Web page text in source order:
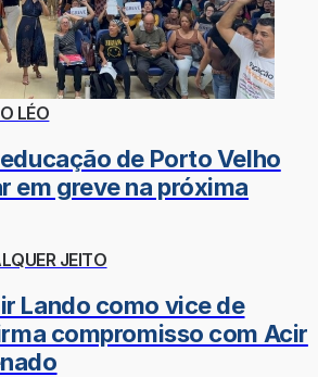
LÉO
de Porto Velho
em greve na próxima
JEITO
Lando como vice de
compromisso com Acir